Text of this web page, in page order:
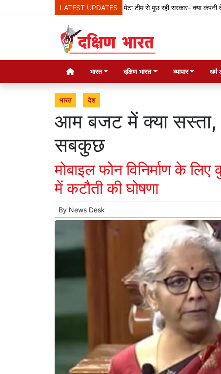
LATEST UPDATESमेटा टीम से पूछ रही सरकार- क्या कंपनी देश के
भारत दक्षिण भारत व्यापार धर्म
भारत देश
आम बजट में क्या सस्ता,
सबकुछ
मोबाइल फोन विनिर्माण के
में कटौती की घोषणा
By News Desk